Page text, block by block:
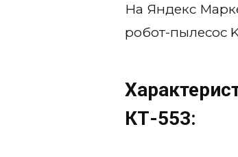
На Яндекс
робот-пылесос
КТ-553: